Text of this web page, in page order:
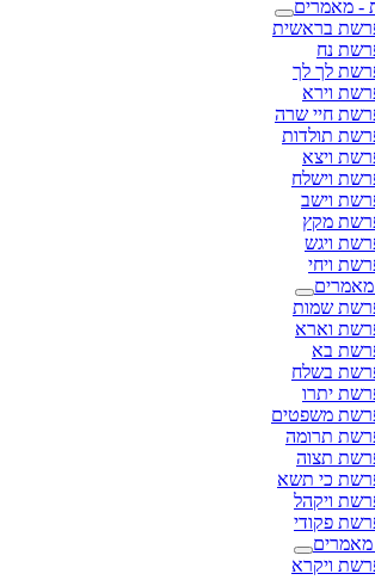
- מאמרים
בראשית
נח
לך לך
וירא
חיי שרה
תולדות
ויצא
וישלח
וישב
מקץ
ויגש
ויחי
שמות
וארא
בא
בשלח
יתרו
משפטים
תרומה
תצוה
כי תשא
ויקהל
פקודי
מאמרים
ויקרא